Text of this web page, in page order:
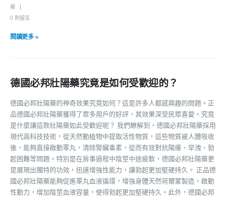
藥
0 則留言
閱讀更多 »
德國必邦壯陽藥究竟是如何受歡迎的？
德國必邦壯陽藥的神奇效果究竟如何？這是許多人都感興趣的問題。正
品德國必邦壯陽藥獲得了眾多用戶的好評，其效果深受民眾喜愛。究竟
是什麼讓這款壯陽藥如此受歡迎呢？ 我們瞭解到，德國必邦壯陽藥採用
現代高科技技術，從天然動植物中提取活性物質，這些物質被人體吸收
後，能夠直接啟動睪丸，清除腎臟毒素，從而有效對抗陽痿、早洩、勃
起困難等問題。特別是在房事過程中陰莖中途疲軟，德國必邦壯陽藥更
是展現出獨特的功效，迅速增強性能力，讓勃起更加堅硬持久。 正品德
國必邦壯陽藥能夠促進睪丸血液循環，增強身體天然荷爾蒙製造，啟動
性動力，增加陰莖血液容量，使得勃起更加堅硬持久。此外，德國必邦